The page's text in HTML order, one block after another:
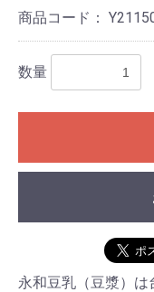
商品コード：
数量
永和豆乳（豆漿）は